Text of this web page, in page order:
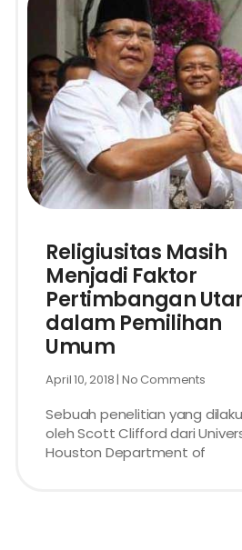
Religiusitas Masih
Menjadi Faktor
Pertimbangan
dalam Pemilihan
Umum
April 10, 2018 No Comments
Sebuah penelitian yang
oleh Scott Clifford dari
Houston Department of